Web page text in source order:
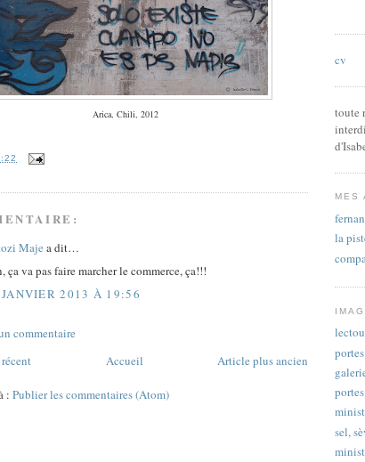
Arica, Chili, 2012
Maje a dit…
ça va pas faire marcher le commerce, ça!!!
2013 À 19:56
commentaire
Article plus ancien
Accueil
: Publier les commentaires (Atom)
cv
toute
MES
la
sel,